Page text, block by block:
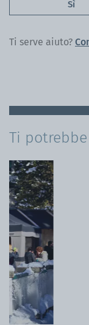
Sì
Ti serve aiuto?
Ti